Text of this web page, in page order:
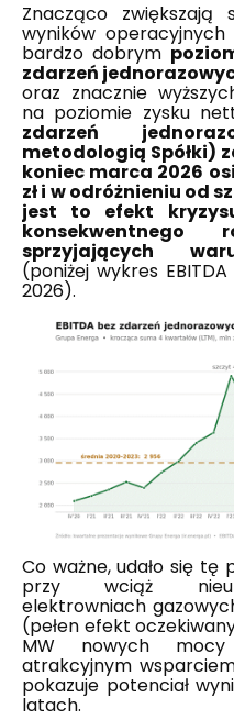
Znacząco zwiększają
wyników
bardzo dobrym
zdarzeń
oraz znacznie
na poziomie zysku
zdarzeń
metodologią Spółki)
koniec marca 2026
zł i w odróżnieniu od
jest to efekt
konsekwentnego
sprzyjających
(poniżej wykres
2026).
Co ważne, udało się
przy wciąż
elektrowniach
(pełen efekt
MW nowych mocy
atrakcyjnym
pokazuje potenciał
latach.